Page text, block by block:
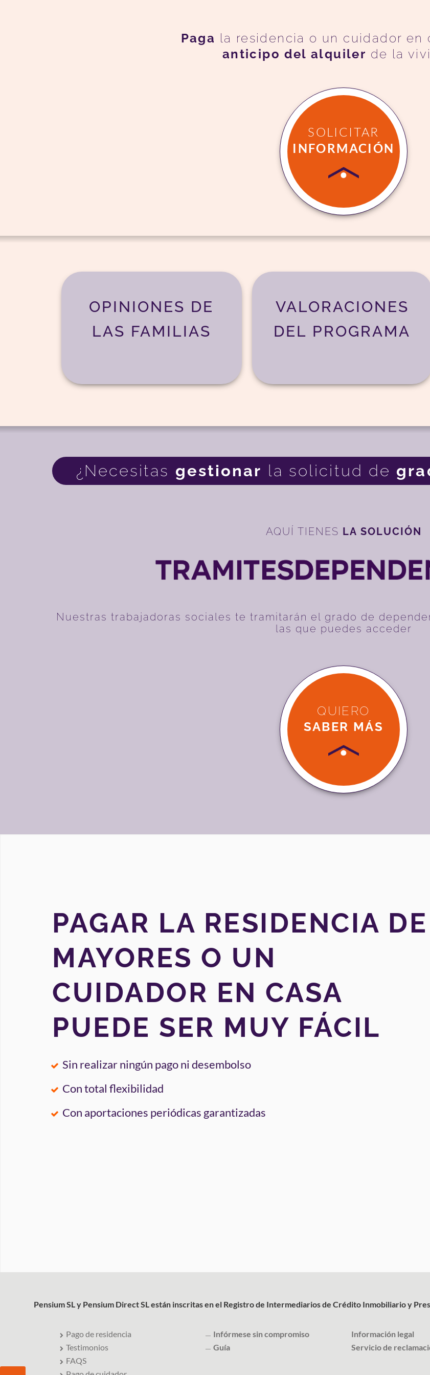
Paga la residencia o un cuidador en
anticipo del alquiler de la
SOLICITAR
INFORMACIÓN
OPINIONES DE
LAS FAMILIAS
VALORACIONES
DEL PROGRAMA
¿Necesitas gestionar la solicitud de
AQUÍ TIENES LA SOLUCIÓN
Nuestras trabajadoras sociales te tramitarán el grado de
las que puedes acceder
QUIERO
SABER MÁS
PAGAR LA RESIDENCIA DE
MAYORES O UN
CUIDADOR EN CASA
PUEDE SER MUY FÁCIL
Sin realizar ningún pago ni desembolso
Con total flexibilidad
Con aportaciones periódicas garantizadas
Pensium SL y Pensium Direct SL están inscritas en el Registro de Intermediarios de Crédito Inmobiliario y
Pago de residencia
Testimonios
FAQS
Infórmese sin compromiso
Guía
Información legal
Servicio de